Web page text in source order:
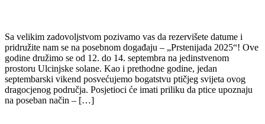
Sa velikim zadovoljstvom pozivamo vas da rezervišete datume i
pridružite nam se na posebnom događaju – „Prstenijada 2025“! Ove
godine družimo se od 12. do 14. septembra na jedinstvenom
prostoru Ulcinjske solane. Kao i prethodne godine, jedan
septembarski vikend posvećujemo bogatstvu ptičjeg svijeta ovog
dragocjenog područja. Posjetioci će imati priliku da ptice upoznaju
na poseban način – […]